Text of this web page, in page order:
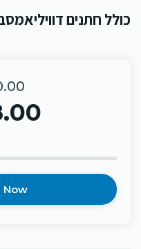
כולל חתנים
Now